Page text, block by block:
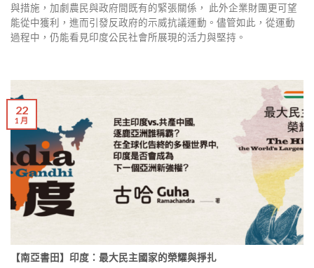
與措施，加劇農⺠與政府間既有的緊張關係， 此外企業財團更可望
能從中獲利，進⽽引發反政府的⽰威抗議運動。儘管如此，從運動
過程中，仍能看⾒印度公⺠社會所展現的活⼒與堅持。
【南亞書田】印度：最大民主國家的榮耀與掙扎
22
1 月